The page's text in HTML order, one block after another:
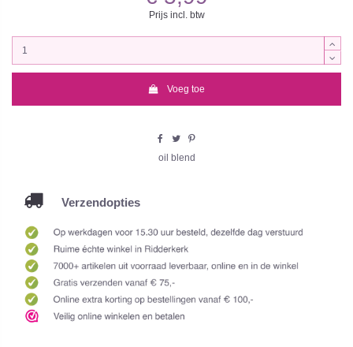
Prijs incl. btw
Voeg toe
oil blend
Verzendopties